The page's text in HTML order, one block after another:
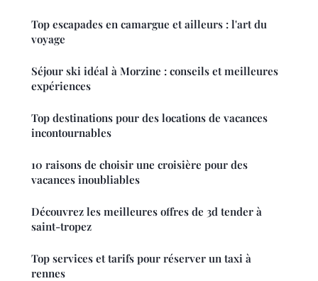
Top escapades en camargue et ailleurs : l'art du
voyage
Séjour ski idéal à Morzine : conseils et meilleures
expériences
Top destinations pour des locations de vacances
incontournables
10 raisons de choisir une croisière pour des
vacances inoubliables
Découvrez les meilleures offres de 3d tender à
saint-tropez
Top services et tarifs pour réserver un taxi à
rennes